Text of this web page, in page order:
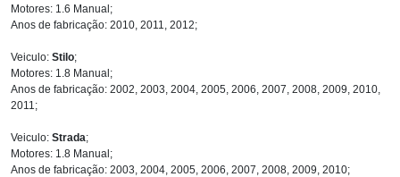
Motores: 1.6 Manual;
Anos de fabricação: 2010, 2011, 2012;
Veiculo: Stilo;
Motores: 1.8 Manual;
Anos de fabricação: 2002, 2003, 2004, 2005, 2006, 2007, 2008, 2009, 2010,
2011;
Veiculo: Strada;
Motores: 1.8 Manual;
Anos de fabricação: 2003, 2004, 2005, 2006, 2007, 2008, 2009, 2010;